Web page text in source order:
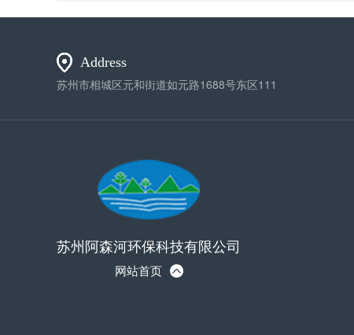
Address
苏州市相城区元和街道如元路1688号东区111
苏州阿森河环保科技有限公司
网站首页